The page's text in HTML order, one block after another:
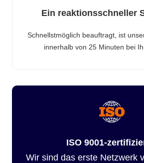
Ein reaktionsschneller
Schnellstmöglich beauftragt, ist
innerhalb von 25 Minuten bei
ISO 9001-
Wir sind das erste Netzwerk